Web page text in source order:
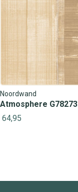
Noordwand
Atmosphere G78273
64,95